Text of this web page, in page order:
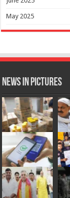
May 2025
News in Pictures